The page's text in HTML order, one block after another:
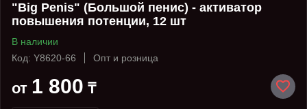
"Big Penis" (Большой пенис) - активатор
повышения потенции, 12 шт
В наличии
Код: Y8620-66
Опт и розница
от 1 800 ₸